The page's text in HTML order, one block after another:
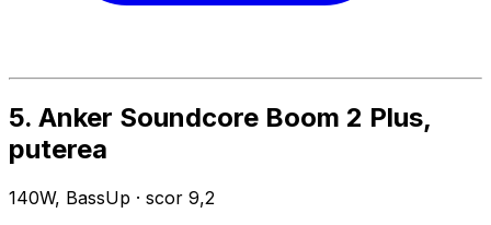
5. Anker Soundcore Boom 2 Plus,
puterea
140W, BassUp · scor 9,2